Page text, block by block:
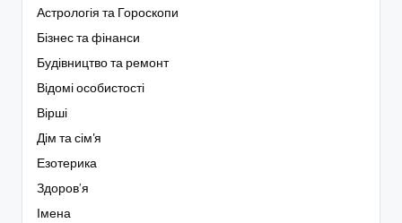
Астрологія та Гороскопи
Бізнес та фінанси
Будівництво та ремонт
Відомі особистості
Вірші
Дім та сім'я
Езотерика
Здоров’я
Імена